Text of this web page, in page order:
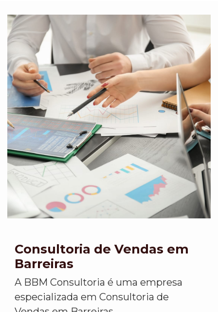
Consultoria de Vendas em
Barreiras
A BBM Consultoria é uma empresa
especializada em Consultoria de